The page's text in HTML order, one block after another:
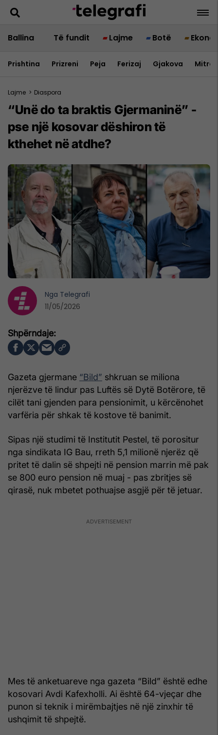
Ballina Të fundit Lajme Botë
Prishtina Prizreni Peja Ferizaj Gjakova
Lajme > Diaspora
“Unë do ta braktis Gjermaninë” -
pse një kosovar dëshiron të
kthehet në atdhe?
Gazeta gjermane “Bild” shkruan se miliona
njerëzve të lindur pas Luftës së Dytë Botërore, të
cilët tani gjenden para pensionimit, u kërcënohet
varfëria për shkak të kostove të banimit.
Sipas një studimi të Institutit Pestel, të porositur
nga sindikata IG Bau, rreth 5,1 milionë njerëz që
pritet të dalin së shpejti në pension marrin më pak
se 800 euro pension në muaj - pas zbritjes së
qirasë, nuk mbetet pothuajse asgjë për të jetuar.
Mes të anketuareve nga gazeta “Bild” është edhe
kosovari Avdi Kafexholli. Ai është 64-vjeçar dhe
punon si teknik i mirëmbajtjes në një zinxhir të
ushqimit të shpejtë.
Nga Telegrafi
11/05/2026